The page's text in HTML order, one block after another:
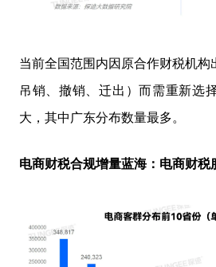
当前全国范围内因原合作财税机构
吊销、撤销、迁出）而需重新选
大，其中广东分布数量最多。
电商财税合规增量蓝海：电商财税